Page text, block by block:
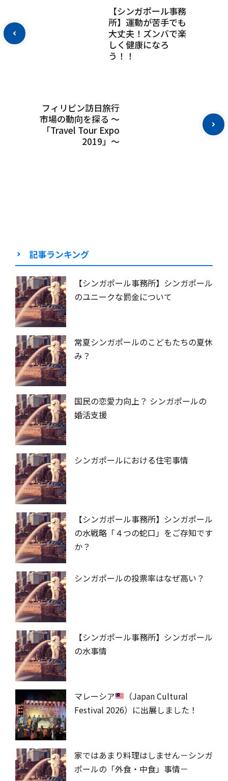
【シンガポール事務
所】運動が苦手でも
大丈夫！ズンバで楽
しく健康になろ
う！！
フィリピン訪日旅行
市場の動向を探る ～
「Travel Tour Expo
2019」～
記事ランキング
【シンガポール事務所】シンガポール
のユニークな罰金について
常夏シンガポールのこどもたちの夏休
み？
国民の恋愛力向上？ シンガポールの
婚活支援
シンガポールにおける住宅事情
【シンガポール事務所】シンガポール
の水戦略「４つの蛇口」をご存知です
か？
シンガポールの投票率はなぜ高い？
【シンガポール事務所】シンガポール
の水事情
マレーシア
（Japan Cultural
Festival 2026）に出展しました！
家ではあまり料理はしません－シンガ
ポールの「外食・中食」事情－